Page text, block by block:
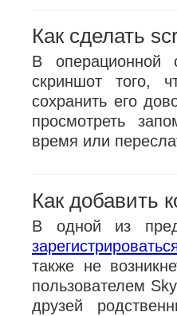
Как сделать
В операционной
скриншот того,
сохранить его
просмотреть
время или
Как добавить
В одной из
также не
пользователем
друзей